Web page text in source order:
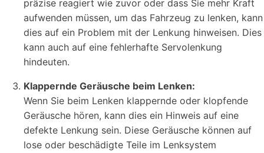
präzise reagiert wie zuvor oder dass Sie mehr Kraft
aufwenden müssen, um das Fahrzeug zu lenken, kann
dies auf ein Problem mit der Lenkung hinweisen. Dies
kann auch auf eine fehlerhafte Servolenkung
hindeuten.
Klappernde Geräusche beim Lenken:
Wenn Sie beim Lenken klappernde oder klopfende
Geräusche hören, kann dies ein Hinweis auf eine
defekte Lenkung sein. Diese Geräusche können auf
lose oder beschädigte Teile im Lenksystem